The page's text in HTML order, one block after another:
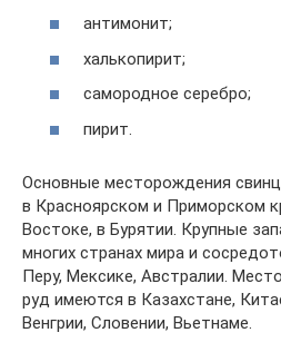
антимонит;
халькопирит;
самородное серебро;
пирит.
Основные месторождения
в Красноярском и Приморском
Востоке, в Бурятии. Крупные
многих странах мира и
Перу, Мексике, Австралии.
руд имеются в Казахстане,
Венгрии, Словении, Вьетнаме.